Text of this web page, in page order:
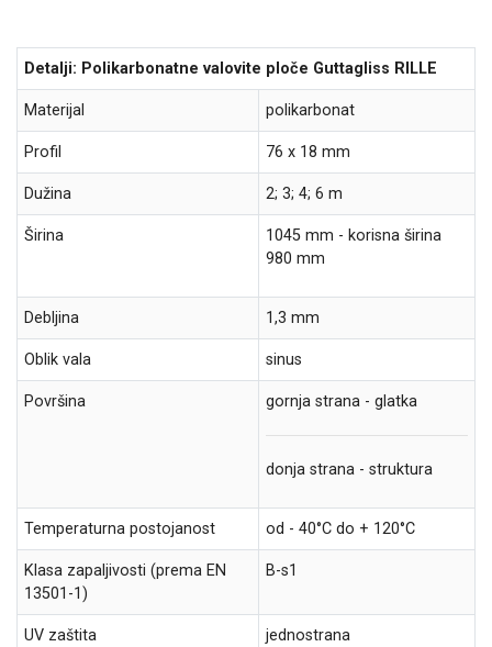
Detalji: Polikarbonatne valovite ploče Guttagliss RILLE
Materijal polikarbonat
Profil 76 x 18 mm
Dužina 2; 3; 4; 6 m
Širina
1045 mm - korisna širina
980 mm
Debljina 1,3 mm
Oblik vala sinus
Površina gornja strana - glatka
donja strana - struktura
Temperaturna postojanost od - 40°C do + 120°C
Klasa zapaljivosti (prema EN
13501-1)
B-s1
UV zaštita jednostrana